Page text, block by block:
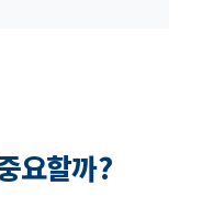
요할까?